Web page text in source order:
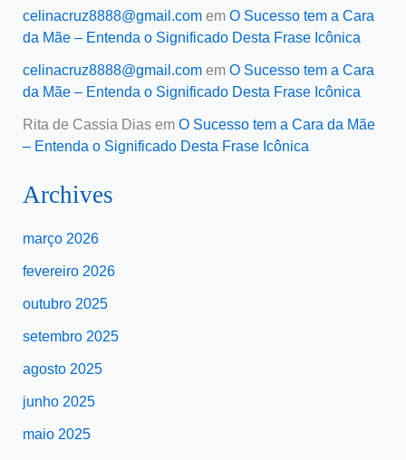
celinacruz8888@gmail.comem O Sucesso tem a Cara
da Mãe – Entenda o Significado Desta Frase Icônica
celinacruz8888@gmail.comem O Sucesso tem a Cara
da Mãe – Entenda o Significado Desta Frase Icônica
Rita de Cassia Diasem O Sucesso tem a Cara da Mãe
– Entenda o Significado Desta Frase Icônica
Archives
março 2026
fevereiro 2026
outubro 2025
setembro 2025
agosto 2025
junho 2025
maio 2025